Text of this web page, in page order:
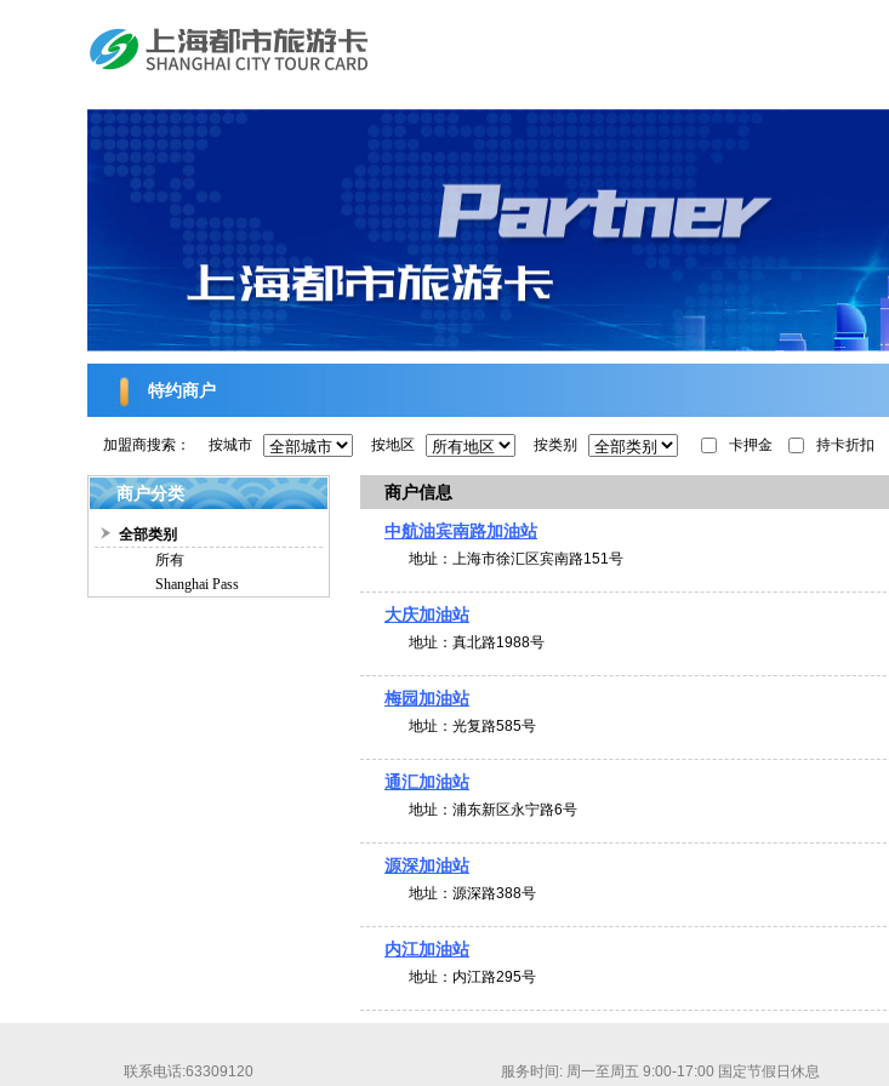
特约商户
加盟商搜索： 按城市 按地区 按类别 卡押金 持卡折扣
商户分类
全部类别
所有
Shanghai Pass
商户信息
中航油宾南路加油站
地址： 上海市徐汇区宾南路151号
大庆加油站
地址： 真北路1988号
梅园加油站
地址： 光复路585号
通汇加油站
地址： 浦东新区永宁路6号
源深加油站
地址： 源深路388号
内江加油站
地址： 内江路295号
联系电话:63309120 服务时间: 周一至周五 9:00-17:00 国定节假日休息